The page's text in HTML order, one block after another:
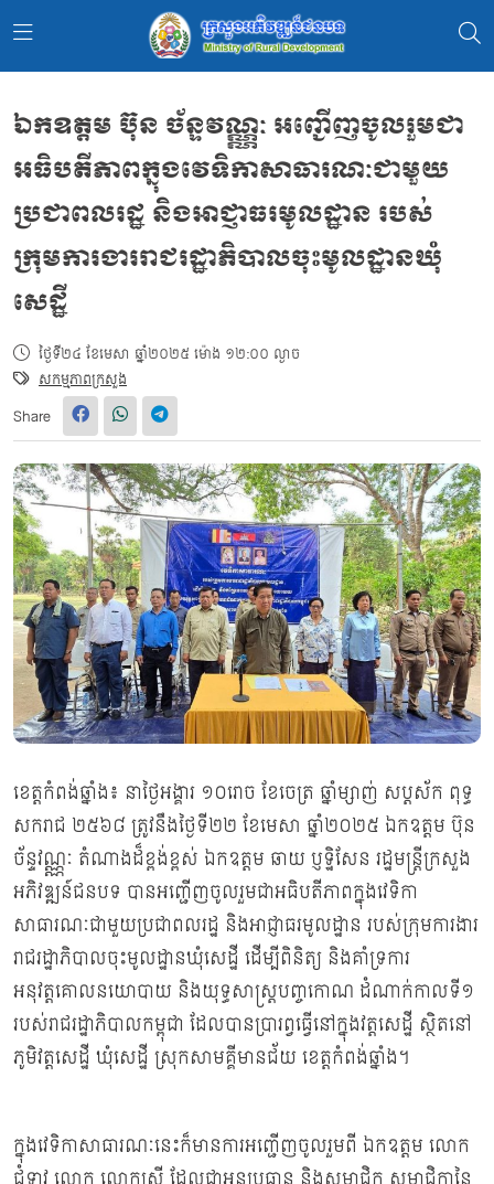
ឯកឧត្តម ប៊ុន ច័ន្ទវណ្ណ្ណៈ អញ្ជើញចូលរួមជា
អធិបតីភាពក្នុងវេទិកាសាធារណៈជាមួយ
ប្រជាពលរដ្ឋ និងអាជ្ញាធរមូលដ្ឋាន របស់
ក្រុមការងាររាជរដ្ឋាភិបាលចុះមូលដ្ឋានឃុំ
សេដ្ឋី
ថ្ងៃទី២៤ ខែមេសា ឆ្នាំ២០២៥ ម៉ោង ១២:០០ ល្ងាច
សកម្មភាពក្រសួង
Share
ខេត្តកំពង់ឆ្នាំង៖ នាថ្ងៃអង្គារ ១០រោច ខែចេត្រ ឆ្នាំម្សាញ់ សប្តស័ក ពុទ្ធ
សករាជ ២៥៦៨ ត្រូវនឹងថ្ងៃទី២២ ខែមេសា ឆ្នាំ២០២៥ ឯកឧត្តម ប៊ុន
ច័ន្ទវណ្ណ្ណៈ តំណាងដ៏ខ្ពង់ខ្ពស់ ឯកឧត្តម ឆាយ ប្ញទ្ឋិសែន រដ្ឋមន្ត្រីក្រសួង
អភិវឌ្ឍន៍ជនបទ បានអញ្ជើញចូលរួមជាអធិបតីភាពក្នុងវេទិកា
សាធារណៈជាមួយប្រជាពលរដ្ឋ និងអាជ្ញាធរមូលដ្ឋាន របស់ក្រុមការងារ
រាជរដ្ឋាភិបាលចុះមូលដ្ឋានឃុំសេដ្ឋី ដើម្បីពិនិត្យ និងគាំទ្រការ
អនុវត្តគោលនយោបាយ និងយុទ្ធសាស្រ្តបញ្ចកោណ ដំណាក់កាលទី១
របស់រាជរដ្ឋាភិបាលកម្ពុជា ដែលបានប្រារព្វធ្វើនៅក្នុងវត្តសេដ្ឋី ស្ថិតនៅ
ភូមិវត្តសេដ្ឋី ឃុំសេដ្ឋី ស្រុកសាមគ្គីមានជ័យ ខេត្តកំពង់ឆ្នាំង។
ក្នុងវេទិកាសាធារណៈនេះក៏មានការអញ្ជើញចូលរួមពី ឯកឧត្តម លោក